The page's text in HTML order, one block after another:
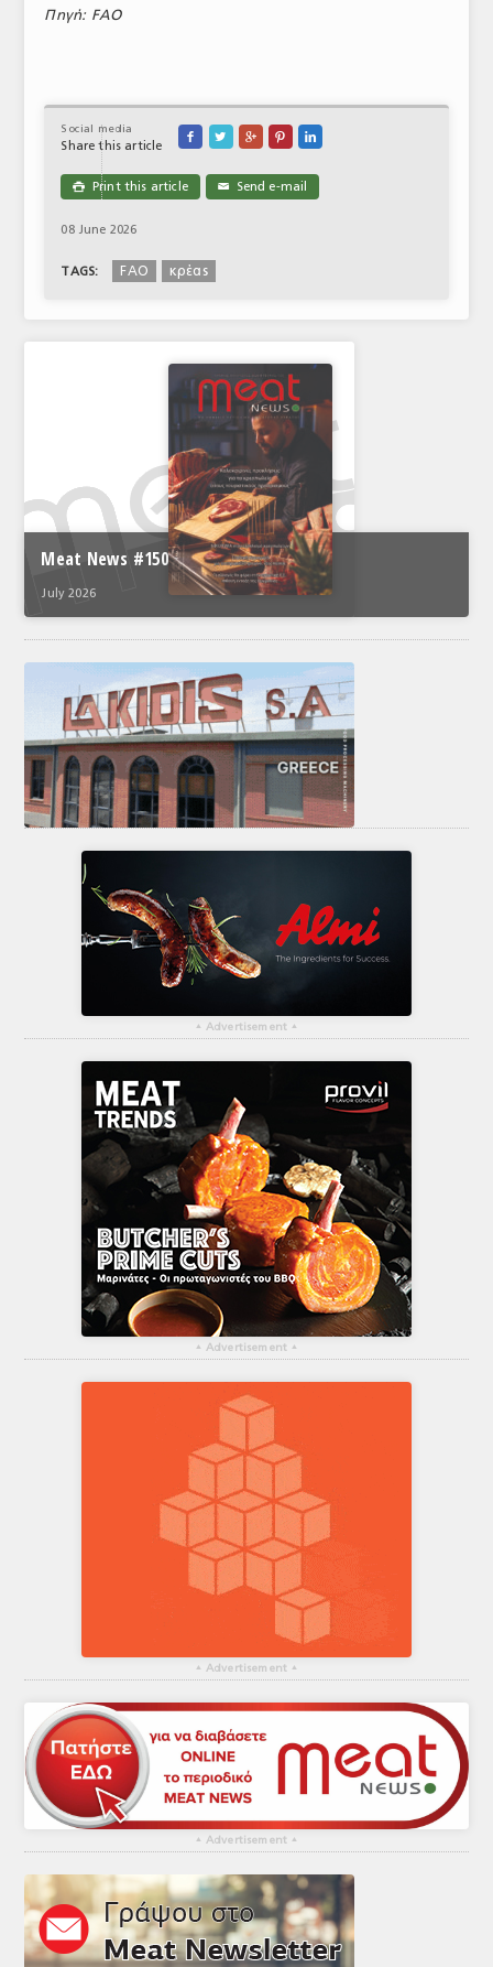
Πηγή: FAO
Social media
Share this article
    
 Print this article ✉ Send e-mail
08 June 2026
TAGS: FAO κρέας
Meat News #150
July 2026
▴ Advertisement ▴
▴ Advertisement ▴
▴ Advertisement ▴
▴ Advertisement ▴